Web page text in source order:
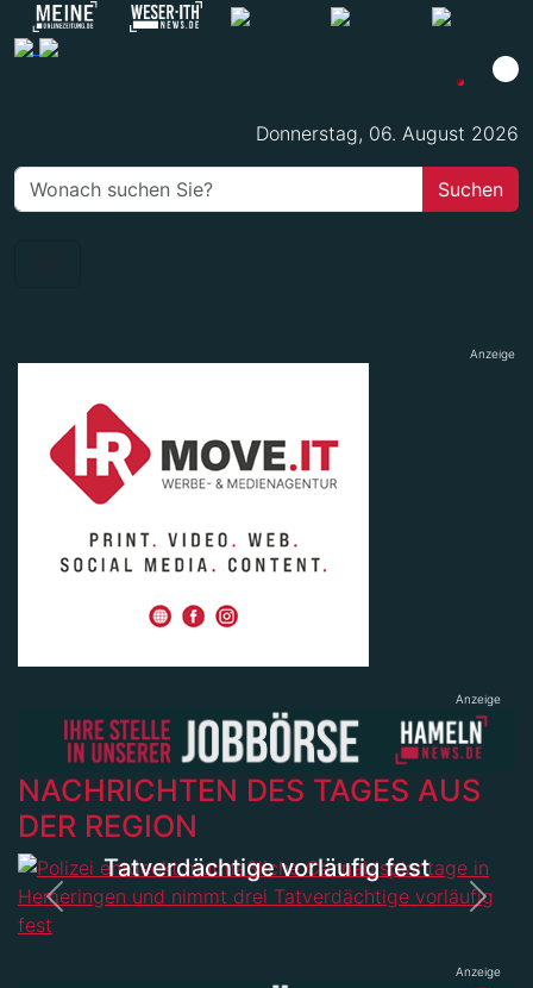
Donnerstag, 06. August 2026
Anzeige
Anzeige
NACHRICHTEN DES TAGES AUS
DER REGION
Mittwoch, 05. August 2026 11:38 Uhr
Polizei entdeckt mutmaßliche
Cannabisplantage in
Hemeringen und nimmt drei
Tatverdächtige vorläufig fest
Previous Next
Anzeige